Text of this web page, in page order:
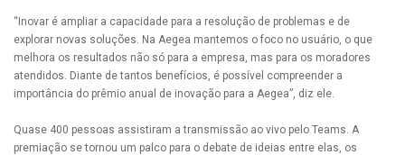
“Inovar é ampliar a capacidade para a resolução de problemas e de
explorar novas soluções. Na Aegea mantemos o foco no usuário, o que
melhora os resultados não só para a empresa, mas para os moradores
atendidos. Diante de tantos benefícios, é possível compreender a
importância do prêmio anual de inovação para a Aegea”, diz ele.
Quase 400 pessoas assistiram a transmissão ao vivo pelo Teams. A
premiação se tornou um palco para o debate de ideias entre elas, os